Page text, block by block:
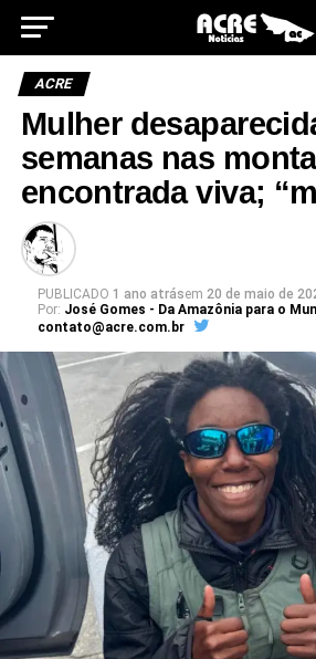
ACRE
Mulher
semanas nas
encontrada viva;
PUBLICADO 1 ano atrásem 20 de maio de
Por: José Gomes - Da Amazônia para o
contato@acre.com.br